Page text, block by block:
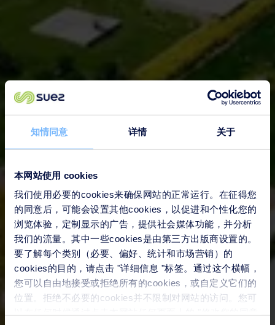
知情同意 详情 关于
本网站使用 cookies
我们使用必要的cookies来确保网站的正常运行。在征得您
的同意后，可能会设置其他cookies，以促进和个性化您的
浏览体验，定制显示的广告，提供社会媒体功能，并分析
我们的流量。其中一些cookies是由第三方出版商设置的。
要了解每个类别（必要、偏好、统计和市场营销）的
cookies的目的，请点击 "详细信息 "标签。通过这个横幅，
您可以自由地接受或拒绝所有的cookies，或自定义它们的
位置。拒绝不必要的cookies并不限制对网站的访问。您可